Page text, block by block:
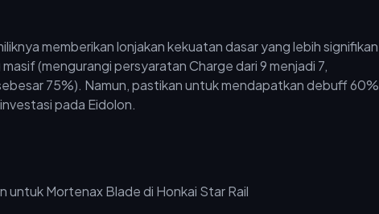
memberikan lonjakan kekuatan dasar yang lebih signifikan
(mengurangi persyaratan Charge dari 9 menjadi 7,
75%). Namun, pastikan untuk mendapatkan debuff 60%
pada Eidolon.